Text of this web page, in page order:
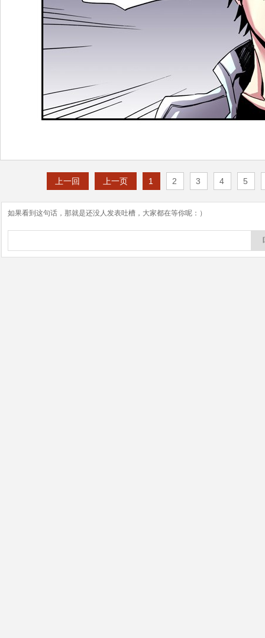
上一回 上一页 1 2 3 4 5
如果看到这句话，那就是还没人发表吐槽，大家都在等你呢：）